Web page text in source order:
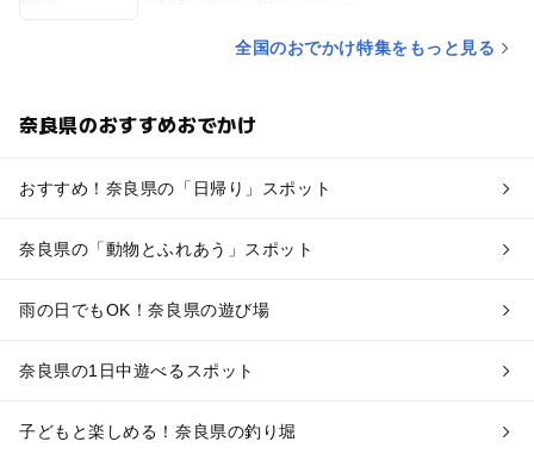
全国のおでかけ特集をもっと見る
奈良県のおすすめおでかけ
おすすめ！奈良県の「日帰り」スポット
奈良県の「動物とふれあう」スポット
雨の日でもOK！奈良県の遊び場
奈良県の1日中遊べるスポット
子どもと楽しめる！奈良県の釣り堀